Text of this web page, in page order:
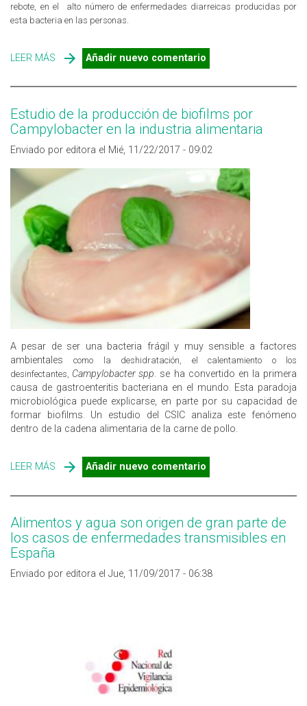
rebote, en el alto número de enfermedades diarreicas producidas por
esta bacteria en las personas.
LEER MÁS SOBRE ONE HEALTH: RELACIÓN ENTRE SALUD ANIMAL,
AMBIENTAL Y HUMANA
Añadir nuevo comentario
Estudio de la producción de biofilms por
Campylobacter en la industria alimentaria
Enviado por editora el Mié, 11/22/2017 - 09:02
A pesar de ser una bacteria frágil y muy sensible a factores
ambientalescomo la deshidratación, el calentamiento o los
desinfectantes, Campylobacter spp. se ha convertido en la primera
causa de gastroenteritis bacteriana en el mundo. Esta paradoja
microbiológica puede explicarse, en parte por su capacidad de
formar biofilms. Un estudio del CSIC analiza este fenómeno
dentro de la cadena alimentaria de la carne de pollo.
LEER MÁS SOBRE ESTUDIO DE LA PRODUCCIÓN DE BIOFILMS POR
CAMPYLOBACTER EN LA INDUSTRIA ALIMENTARIA
Añadir nuevo comentario
Alimentos y agua son origen de gran parte de
los casos de enfermedades transmisibles en
España
Enviado por editora el Jue, 11/09/2017 - 06:38